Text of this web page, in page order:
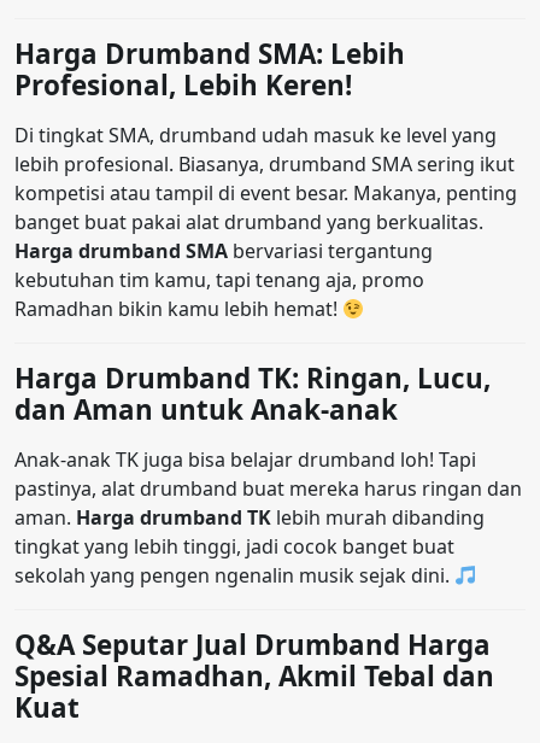
Harga Drumband SMA: Lebih
Profesional, Lebih Keren!
Di tingkat SMA, drumband udah masuk ke level yang
lebih profesional. Biasanya, drumband SMA sering ikut
kompetisi atau tampil di event besar. Makanya, penting
banget buat pakai alat drumband yang berkualitas.
Harga drumband SMA bervariasi tergantung
kebutuhan tim kamu, tapi tenang aja, promo
Ramadhan bikin kamu lebih hemat!
Harga Drumband TK: Ringan, Lucu,
dan Aman untuk Anak-anak
Anak-anak TK juga bisa belajar drumband loh! Tapi
pastinya, alat drumband buat mereka harus ringan dan
aman. Harga drumband TK lebih murah dibanding
tingkat yang lebih tinggi, jadi cocok banget buat
sekolah yang pengen ngenalin musik sejak dini.
Q&A Seputar Jual Drumband Harga
Spesial Ramadhan, Akmil Tebal dan
Kuat